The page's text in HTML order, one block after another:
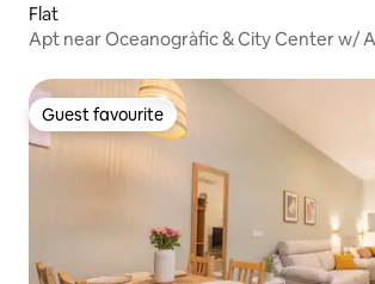
Flat
Apt near Oceanogràfic & City Center w/
Guest favourite
Guest favourite